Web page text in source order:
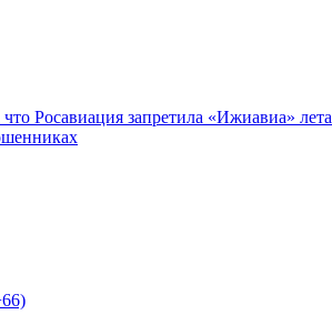
Росавиация запретила «Ижиавиа»